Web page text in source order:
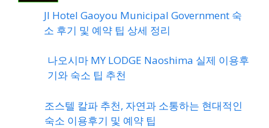
JI Hotel Gaoyou Municipal Government 숙
소 후기 및 예약 팁 상세 정리
나오시마 MY LODGE Naoshima 실제 이용후
기와 숙소 팁 추천
조스텔 칼파 추천, 자연과 소통하는 현대적인
숙소 이용후기 및 예약 팁